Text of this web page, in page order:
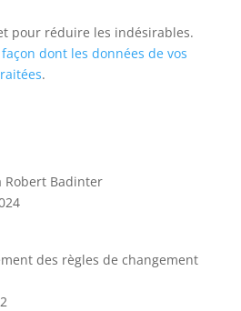
pour réduire les indésirables.
dont les données de vos
.
Robert Badinter
des règles de changement